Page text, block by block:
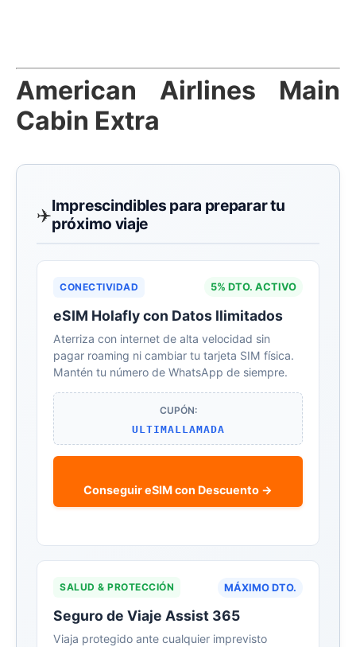
American Airlines Main
Cabin Extra
✈️Imprescindibles para preparar tu
próximo viaje
CONECTIVIDAD 5% DTO. ACTIVO
eSIM Holafly con Datos Ilimitados
Aterriza con internet de alta velocidad sin
pagar roaming ni cambiar tu tarjeta SIM física.
Mantén tu número de WhatsApp de siempre.
CUPÓN:
ULTIMALLAMADA
Conseguir eSIM con Descuento →
SALUD & PROTECCIÓN MÁXIMO DTO.
Seguro de Viaje Assist 365
Viaja protegido ante cualquier imprevisto